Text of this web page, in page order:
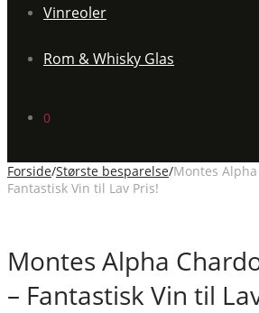
Vinreoler
Rom & Whisky Glas
0
Forside/Største besparelse/Montes
Fantastisk Vin til Lav Pris!
Montes Alpha
– Fantastisk Vin til